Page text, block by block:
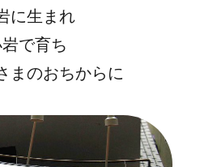
に生まれ
で育ち
まのおちからに